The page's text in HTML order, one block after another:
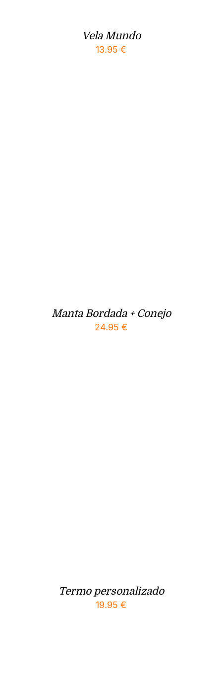
Vela Mundo
13.95 €
Manta Bordada + Conejo
24.95 €
Termo personalizado
19.95 €